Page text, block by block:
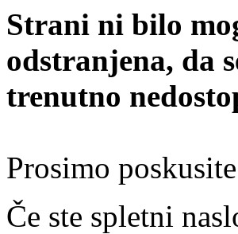
Strani ni bilo
odstranjena, da
trenutno
Prosimo
Če ste spletni